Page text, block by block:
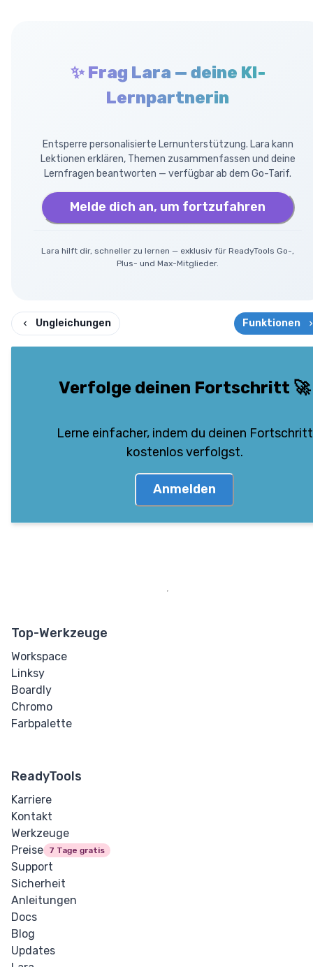
✨ Frag Lara — deine KI-
Lernpartnerin
Entsperre personalisierte Lernunterstützung. Lara kann
Lektionen erklären, Themen zusammenfassen und deine
Lernfragen beantworten — verfügbar ab dem Go-Tarif.
Melde dich an, um fortzufahren
Lara hilft dir, schneller zu lernen — exklusiv für ReadyTools Go-,
Plus- und Max-Mitglieder.
Ungleichungen Funktionen
Verfolge deinen Fortschritt 🚀
Lerne einfacher, indem du deinen Fortschritt
kostenlos verfolgst.
Anmelden
Top-Werkzeuge
Workspace
Linksy
Boardly
Chromo
Farbpalette
ReadyTools
Karriere
Kontakt
Werkzeuge
Preise
7 Tage gratis
Support
Sicherheit
Anleitungen
Docs
Blog
Updates